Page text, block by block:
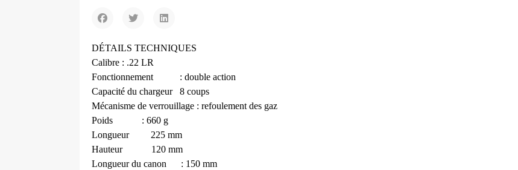
DÉTAILS TECHNIQUES
Calibre : .22 LR
Fonctionnement
: double action
Capacité du chargeur
8 coups
Mécanisme de verrouillage : refoulement des gaz
Poids
: 660 g
Longueur
225 mm
Hauteur
120 mm
Longueur du canon
: 150 mm